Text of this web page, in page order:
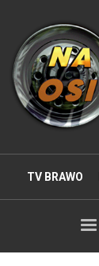
TV BRAWO